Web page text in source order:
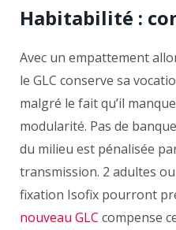
Habitabilité :
Avec un empattement
le GLC conserve sa
malgré le fait qu’il
modularité. Pas de
du milieu est pénalisée
transmission. 2 adultes
fixation Isofix pourront
nouveau GLC compense